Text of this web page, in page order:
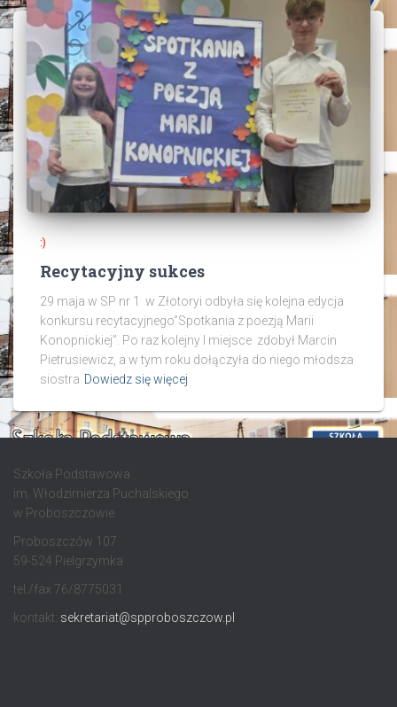
:)
Recytacyjny sukces
29 maja w SP nr 1 w Złotoryi odbyła się kolejna edycja
konkursu recytacyjnego”Spotkania z poezją Marii
Konopnickiej”. Po raz kolejny I miejsce zdobył Marcin
Pietrusiewicz, a w tym roku dołączyła do niego młodsza
siostra Dowiedz się więcej
Szkoła Podstawowa
im. Włodzimierza Puchalskiego
w Proboszczowie
Proboszczów 107
59-524 Pielgrzymka
tel./fax 76/8775031
kontakt: sekretariat@spproboszczow.pl